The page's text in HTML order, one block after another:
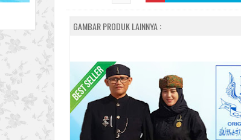
GAMBAR PRODUK LAINNYA :